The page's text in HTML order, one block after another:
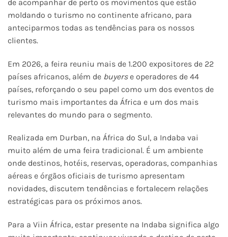
de acompanhar de perto os movimentos que estão
moldando o turismo no continente africano, para
anteciparmos todas as tendências para os nossos
clientes.
Em 2026, a feira reuniu mais de 1.200 expositores de 22
países africanos, além de buyerse operadores de 44
países, reforçando o seu papel como um dos eventos de
turismo mais importantes da África e um dos mais
relevantes do mundo para o segmento.
Realizada em Durban, na África do Sul, a Indaba vai
muito além de uma feira tradicional. É um ambiente
onde destinos, hotéis, reservas, operadoras, companhias
aéreas e órgãos oficiais de turismo apresentam
novidades, discutem tendências e fortalecem relações
estratégicas para os próximos anos.
Para a Viin África, estar presente na Indaba significa algo